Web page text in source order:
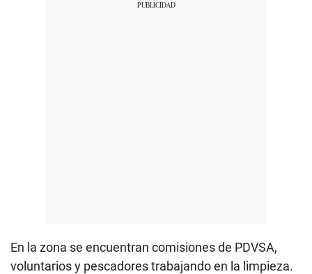
En la zona se encuentran comisiones de PDVSA,
voluntarios y pescadores trabajando en la limpieza.